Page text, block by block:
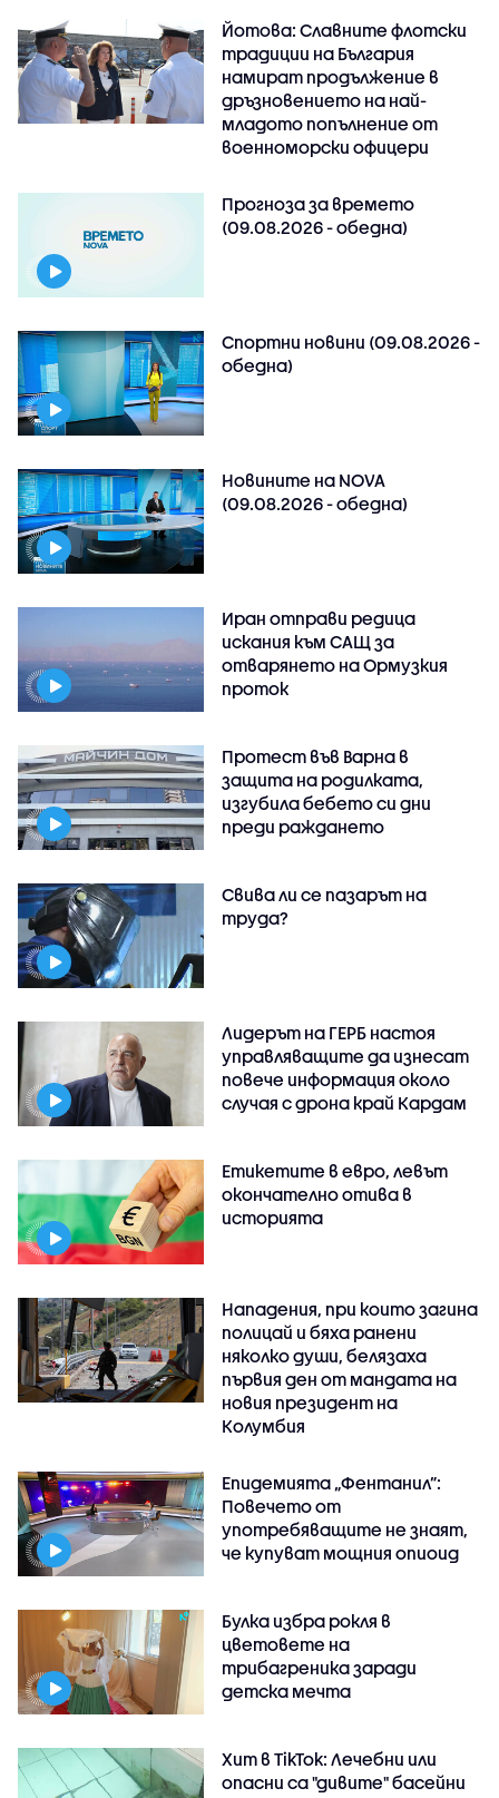
Йотова: Славните флотски
традиции на България
намират продължение в
дръзновението на най-
младото попълнение от
военноморски офицери
Прогноза за времето
(09.08.2026 - обедна)
Спортни новини (09.08.2026 -
обедна)
Новините на NOVA
(09.08.2026 - обедна)
Иран отправи редица
искания към САЩ за
отварянето на Ормузкия
проток
Протест във Варна в
защита на родилката,
изгубила бебето си дни
преди раждането
Свива ли се пазарът на
труда?
Лидерът на ГЕРБ настоя
управляващите да изнесат
повече информация около
случая с дрона край Кардам
Етикетите в евро, левът
окончателно отива в
историята
Нападения, при които загина
полицай и бяха ранени
няколко души, белязаха
първия ден от мандата на
новия президент на
Колумбия
Епидемията „Фентанил”:
Повечето от
употребяващите не знаят,
че купуват мощния опиоид
Булка избра рокля в
цветовете на
трибагреника заради
детска мечта
Хит в TikTok: Лечебни или
опасни са "дивите" басейни